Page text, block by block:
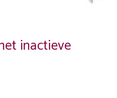
inactieve